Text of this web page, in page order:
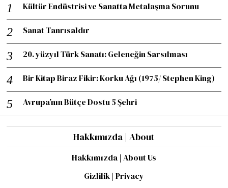
Kültür Endüstrisi ve Sanatta Metalaşma Sorunu
Sanat Tanrısaldır
20. yüzyıl Türk Sanatı: Geleneğin Sarsılması
Bir Kitap Biraz Fikir: Korku Ağı (1975/ Stephen King)
Avrupa’nın Bütçe Dostu 5 Şehri
Hakkımızda | About
Hakkımızda | About Us
Gizlilik | Privacy